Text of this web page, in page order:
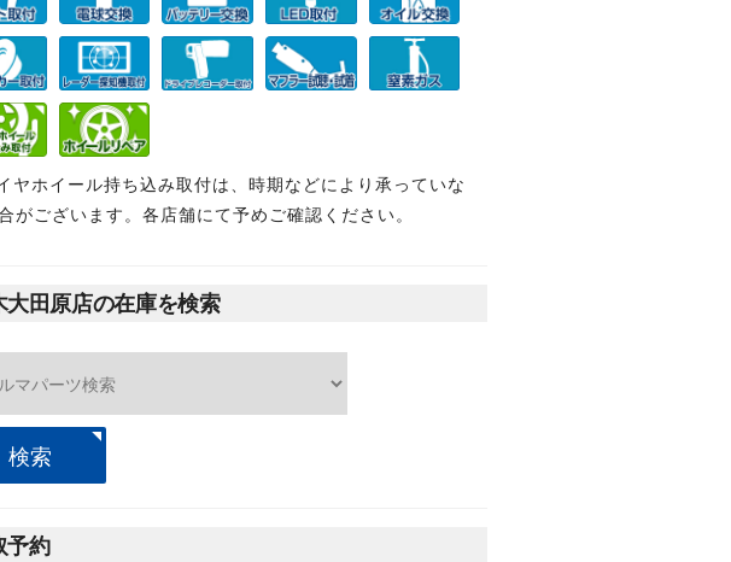
ヤホイール持ち込み取付は、時期などにより承っていな
がございます。各店舗にて予めご確認ください。
大田原店の在庫を検索
検索
予約